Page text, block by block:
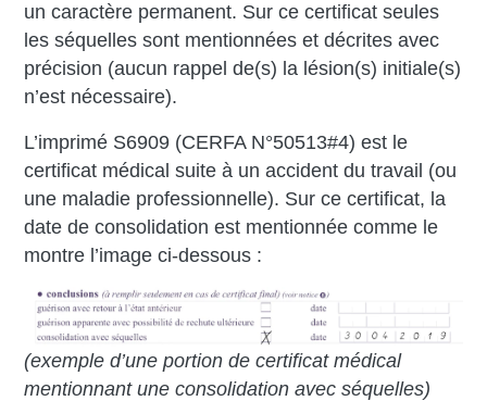
un caractère permanent. Sur ce certificat seules
les séquelles sont mentionnées et décrites avec
précision (aucun rappel de(s) la lésion(s) initiale(s)
n’est nécessaire).
L’imprimé S6909 (CERFA N°50513#4) est le
certificat médical suite à un accident du travail (ou
une maladie professionnelle). Sur ce certificat, la
date de consolidation est mentionnée comme le
montre l’image ci-dessous :
(exemple d’une portion de certificat médical
mentionnant une consolidation avec séquelles)